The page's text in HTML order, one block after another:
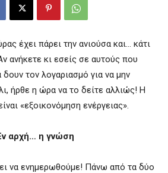
έχει πάρει την ανιούσα και… κάτι
ανήκετε κι εσείς σε αυτούς που
τον λογαριασμό για να μην
ήρθε η ώρα να το δείτε αλλιώς! Η
«εξοικονόμηση ενέργειας».
αρχή… η γνώση
να ενημερωθούμε! Πάνω από τα δύο